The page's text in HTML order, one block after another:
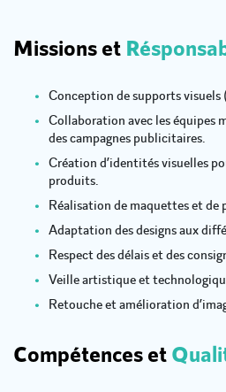
Missions et
Conception de supports visuels
Collaboration avec les équipes
des campagnes publicitaires.
Création d’identités visuelles
produits.
Réalisation de maquettes et
Adaptation des designs aux
Respect des délais et des
Veille artistique et
Retouche et amélioration
Compétences et